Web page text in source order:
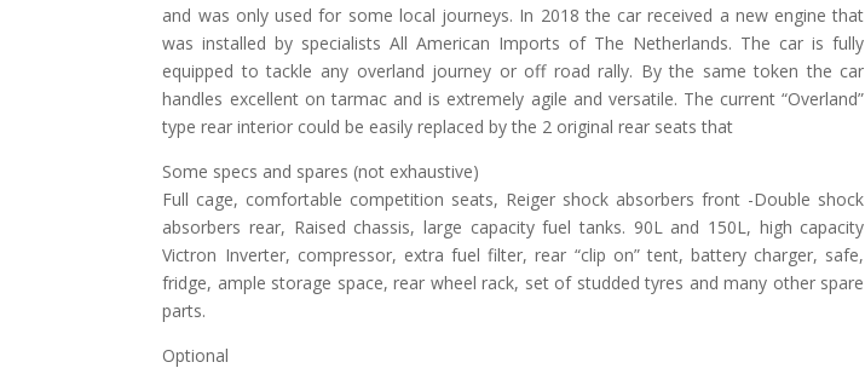
and was only used for some local journeys. In 2018 the car received a new engine that
was installed by specialists All American Imports of The Netherlands. The car is fully
equipped to tackle any overland journey or off road rally. By the same token the car
handles excellent on tarmac and is extremely agile and versatile. The current “Overland”
type rear interior could be easily replaced by the 2 original rear seats that
Some specs and spares (not exhaustive)
Full cage, comfortable competition seats, Reiger shock absorbers front -Double shock
absorbers rear, Raised chassis, large capacity fuel tanks. 90L and 150L, high capacity
Victron Inverter, compressor, extra fuel filter, rear “clip on” tent, battery charger, safe,
fridge, ample storage space, rear wheel rack, set of studded tyres and many other spare
parts.
Optional